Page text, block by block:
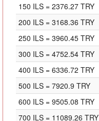
150 ILS = 2376.27 TRY
200 ILS = 3168.36 TRY
250 ILS = 3960.45 TRY
300 ILS = 4752.54 TRY
400 ILS = 6336.72 TRY
500 ILS = 7920.9 TRY
600 ILS = 9505.08 TRY
700 ILS = 11089.26 TRY